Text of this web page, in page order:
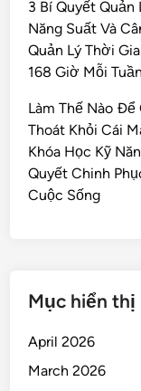
3 Bí Quyết Quản
Năng Suất Và
Quản Lý Thời
168 Giờ Mỗi
Làm Thế Nào
Thoát Khỏi Cái
Khóa Học Kỹ
Quyết Chinh
Cuộc Sống
Mục hiển thị
April 2026
March 2026